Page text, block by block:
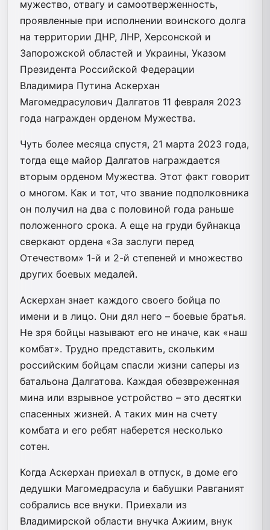
мужество, отвагу и самоотверженность,
проявленные при исполнении воинского долга
на территории ДНР, ЛНР, Херсонской и
Запорожской областей и Украины, Указом
Президента Российской Федерации
Владимира Путина Аскерхан
Магомедрасулович Далгатов 11 февраля 2023
года награжден орденом Мужества.
Чуть более месяца спустя, 21 марта 2023 года,
тогда еще майор Далгатов награждается
вторым орденом Мужества. Этот факт говорит
о многом. Как и тот, что звание подполковника
он получил на два с половиной года раньше
положенного срока. А еще на груди буйнакца
сверкают ордена «За заслуги перед
Отечеством» 1-й и 2-й степеней и множество
других боевых медалей.
Аскерхан знает каждого своего бойца по
имени и в лицо. Они дял него – боевые братья.
Не зря бойцы называют его не иначе, как «наш
комбат». Трудно представить, скольким
российским бойцам спасли жизни саперы из
батальона Далгатова. Каждая обезвреженная
мина или взрывное устройство – это десятки
спасенных жизней. А таких мин на счету
комбата и его ребят наберется несколько
сотен.
Когда Аскерхан приехал в отпуск, в доме его
дедушки Магомедрасула и бабушки Равганият
собрались все внуки. Приехали из
Владимирской области внучка Ажиим, внук